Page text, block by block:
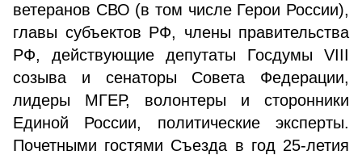
ветеранов СВО (в том числе Герои России),
главы субъектов РФ, члены правительства
РФ, действующие депутаты Госдумы VIII
созыва и сенаторы Совета Федерации,
лидеры МГЕР, волонтеры и сторонники
Единой России, политические эксперты.
Почетными гостями Съезда в год 25-летия